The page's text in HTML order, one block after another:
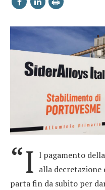
“I l pagamento
alla decretazione
parta fin da subito per